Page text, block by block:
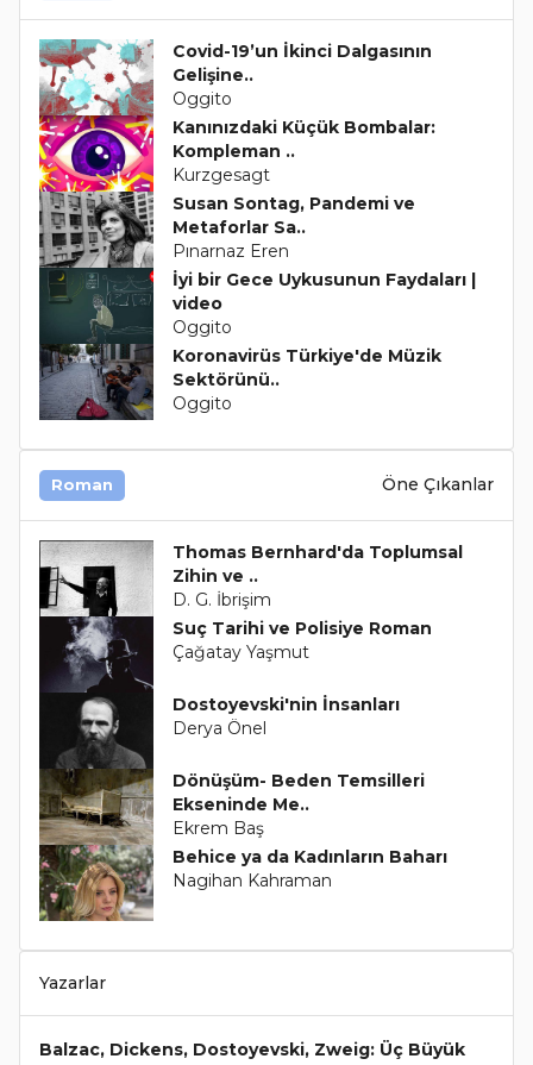
Covid-19’un İkinci Dalgasının
Gelişine..
Oggito
Kanınızdaki Küçük Bombalar:
Kompleman ..
Kurzgesagt
Susan Sontag, Pandemi ve
Metaforlar Sa..
Pınarnaz Eren
İyi bir Gece Uykusunun Faydaları |
video
Oggito
Koronavirüs Türkiye'de Müzik
Sektörünü..
Oggito
Roman Öne Çıkanlar
Thomas Bernhard'da Toplumsal
Zihin ve ..
D. G. İbrişim
Suç Tarihi ve Polisiye Roman
Çağatay Yaşmut
Dostoyevski'nin İnsanları
Derya Önel
Dönüşüm- Beden Temsilleri
Ekseninde Me..
Ekrem Baş
Behice ya da Kadınların Baharı
Nagihan Kahraman
Yazarlar
Balzac, Dickens, Dostoyevski, Zweig: Üç Büyük